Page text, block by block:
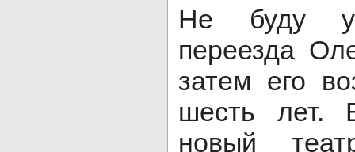
Не буду
переезда
затем его
шесть лет.
новый